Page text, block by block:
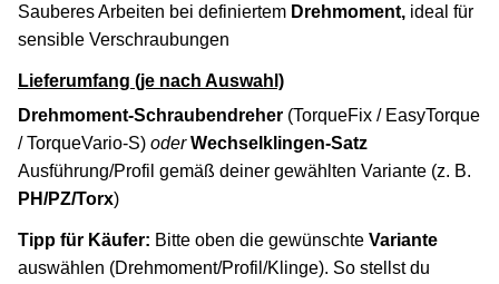
Sauberes Arbeiten bei definiertem Drehmoment, ideal für
sensible Verschraubungen
Lieferumfang (je nach Auswahl)
Drehmoment-Schraubendreher (TorqueFix / EasyTorque
/ TorqueVario-S) oder Wechselklingen-Satz
Ausführung/Profil gemäß deiner gewählten Variante (z. B.
PH/PZ/Torx)
Tipp für Käufer: Bitte oben die gewünschte Variante
auswählen (Drehmoment/Profil/Klinge). So stellst du